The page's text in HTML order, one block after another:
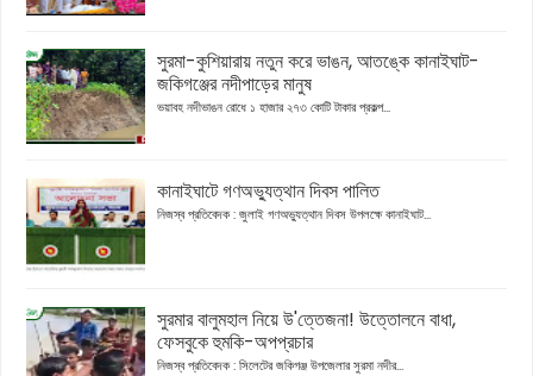
সুরমা-কুশিয়ারায় নতুন করে ভাঙন, আতঙ্কে কানাইঘাট-
জকিগঞ্জের নদীপাড়ের মানুষ
ভয়াবহ নদীভাঙন রোধে ১ হাজার ২৭৩ কোটি টাকার প্রকল্প...
কানাইঘাটে গণঅভ্যুত্থান দিবস পালিত
নিজস্ব প্রতিবেদক : জুলাই গণঅভ্যুত্থান দিবস উপলক্ষে কানাইঘাট...
সুরমার বালুমহাল নিয়ে উ'ত্তেজনা! উত্তোলনে বাধা,
ফেসবুকে হুমকি-অপপ্রচার
নিজস্ব প্রতিবেদক : সিলেটের জকিগঞ্জ উপজেলার সুরমা নদীর...